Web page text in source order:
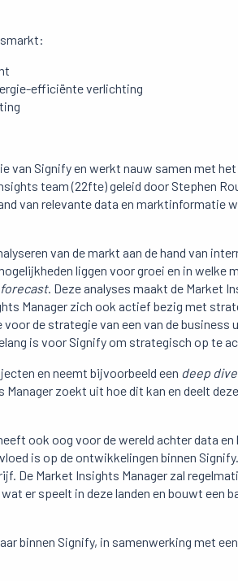
efficiënte verlichting
van Signify en werkt nauw samen met
team (22fte) geleid door Stephen
van relevante data en marktinformatie
van de markt aan de hand van
liggen voor groei en in welke
. Deze analyses maakt de Market
Manager zich ook actief bezig met
de strategie van een van de
is voor Signify om strategisch op te
en neemt bijvoorbeeld een deep dive
zoekt uit hoe dit kan en deelt
ook oog voor de wereld achter data
is op de ontwikkelingen binnen
De Market Insights Manager zal
er speelt in deze landen en bouwt een
binnen Signify, in samenwerking met een